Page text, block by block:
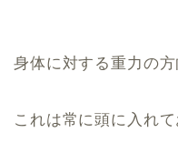
身体に対する重力の方
これは常に頭に入れて